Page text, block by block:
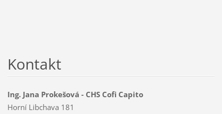
Kontakt
Ing. Jana Prokešová - CHS Cofi Capito
Horní Libchava 181